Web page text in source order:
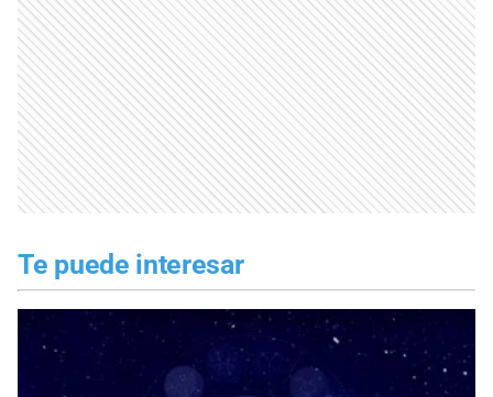
Te puede interesar